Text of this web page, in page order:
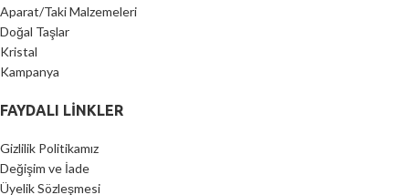
Aparat/Taki Malzemeleri
Doğal Taşlar
Kristal
Kampanya
FAYDALI LİNKLER
Gizlilik Politikamız
Değişim ve İade
Üyelik Sözleşmesi